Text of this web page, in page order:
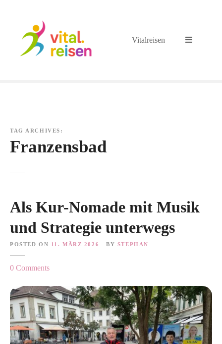
Vitalreisen
TAG ARCHIVES:
Franzensbad
Als Kur-Nomade mit Musik
und Strategie unterwegs
POSTED ON 11. MÄRZ 2026 BY STEPHAN
0 Commentso
A
l
s
K
u